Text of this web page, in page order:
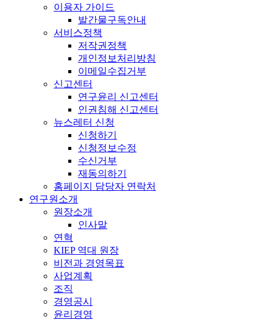
이용자 가이드
발간물구독안내
서비스정책
저작권정책
개인정보처리방침
이메일수집거부
신고센터
연구윤리 신고센터
인권침해 신고센터
뉴스레터 신청
신청하기
신청정보수정
수신거부
재동의하기
홈페이지 담당자 연락처
연구원소개
원장소개
인사말
연혁
KIEP 역대 원장
비전과 경영목표
사업계획
조직
경영공시
윤리경영